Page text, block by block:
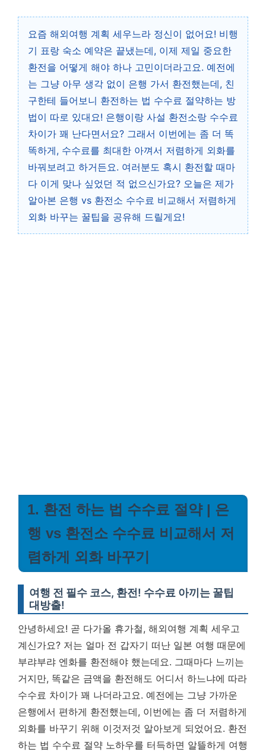
요즘 해외여행 계획 세우느라 정신이 없어요! 비행
기 표랑 숙소 예약은 끝냈는데, 이제 제일 중요한
환전을 어떻게 해야 하나 고민이더라고요. 예전에
는 그냥 아무 생각 없이 은행 가서 환전했는데, 친
구한테 들어보니 환전하는 법 수수료 절약하는 방
법이 따로 있대요! 은행이랑 사설 환전소랑 수수료
차이가 꽤 난다면서요? 그래서 이번에는 좀 더 똑
똑하게, 수수료를 최대한 아껴서 저렴하게 외화를
바꿔보려고 하거든요. 여러분도 혹시 환전할 때마
다 이게 맞나 싶었던 적 없으신가요? 오늘은 제가
알아본 은행 vs 환전소 수수료 비교해서 저렴하게
외화 바꾸는 꿀팁을 공유해 드릴게요!
1. 환전 하는 법 수수료 절약 | 은
행 vs 환전소 수수료 비교해서 저
렴하게 외화 바꾸기
여행 전 필수 코스, 환전! 수수료 아끼는 꿀팁
대방출!
안녕하세요! 곧 다가올 휴가철, 해외여행 계획 세우고
계신가요? 저는 얼마 전 갑자기 떠난 일본 여행 때문에
부랴부랴 엔화를 환전해야 했는데요. 그때마다 느끼는
거지만, 똑같은 금액을 환전해도 어디서 하느냐에 따라
수수료 차이가 꽤 나더라고요. 예전에는 그냥 가까운
은행에서 편하게 환전했는데, 이번에는 좀 더 저렴하게
외화를 바꾸기 위해 이것저것 알아보게 되었어요. 환전
하는 법 수수료 절약 노하우를 터득하면 알뜰하게 여행